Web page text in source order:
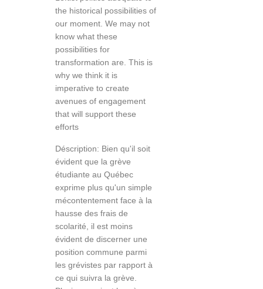
the historical possibilities of
our moment. We may not
know what these
possibilities for
transformation are. This is
why we think it is
imperative to create
avenues of engagement
that will support these
efforts
Déscription: Bien qu'il soit
évident que la grève
étudiante au Québec
exprime plus qu'un simple
mécontentement face à la
hausse des frais de
scolarité, il est moins
évident de discerner une
position commune parmi
les grévistes par rapport à
ce qui suivra la grève.